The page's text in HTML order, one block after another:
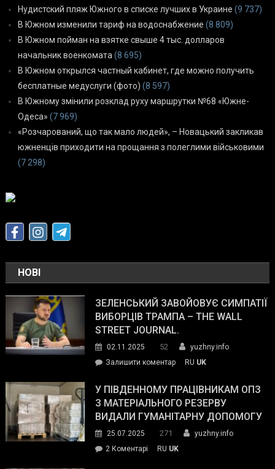
Нудистский пляж Южного в списке лучших в Украине (9 737)
В Южном изменили тариф на водоснабжение (8 809)
В Южном пойман на взятке свыше 4 тыс. долларов
начальник военкомата(8 695)
В Южном открылся частный кабинет, где можно получить
бесплатные медуслуги (фото) (8 597)
В Южному змінили розклад руху маршрутки №68 «Южне-
Одеса» (7 969)
«Розчарований, що так мало людей», – Новацький закликав
южненців приходити на прощання з полеглими військовими
(7 298)
НОВІ
ЗЕЛЕНСЬКИЙ ЗАВОЙОВУЄ СИМПАТІЇ
ВИБОРЦІВ ТРАМПА – THE WALL
STREET JOURNAL.
02.11.2025 52
yuzhny.info
Залишити коментарon
завойовує
симпатії
виборців
The
RU UK
У ПІВДЕННОМУ ПРАЦІВНИКАМ ОПЗ
З МАТЕРІАЛЬНОГО РЕЗЕРВУ
ВИДАЛИ ГУМАНІТАРНУ ДОПОМОГУ
25.07.2025 271
yuzhny.info
2 Коментарі
RU UK